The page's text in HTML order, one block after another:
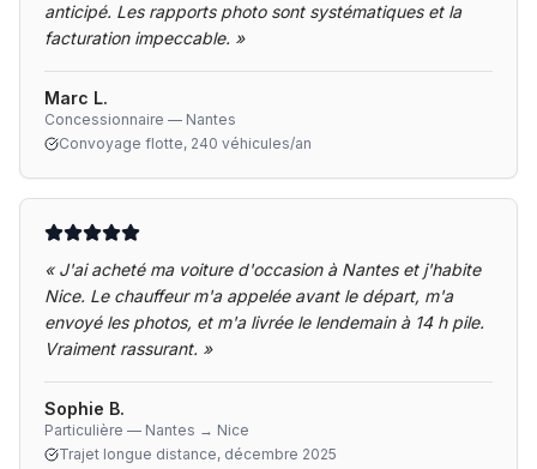
anticipé. Les rapports photo sont systématiques et la
facturation impeccable. »
Marc L.
Concessionnaire — Nantes
Convoyage flotte, 240 véhicules/an
« J'ai acheté ma voiture d'occasion à Nantes et j'habite
Nice. Le chauffeur m'a appelée avant le départ, m'a
envoyé les photos, et m'a livrée le lendemain à 14 h pile.
Vraiment rassurant. »
Sophie B.
Particulière — Nantes → Nice
Trajet longue distance, décembre 2025